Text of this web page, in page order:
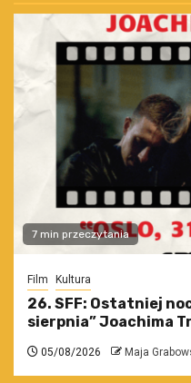
7 min przeczytania
Film Kultura
26. SFF: Ostatniej
sierpnia” Joachima
05/08/2026 Maja